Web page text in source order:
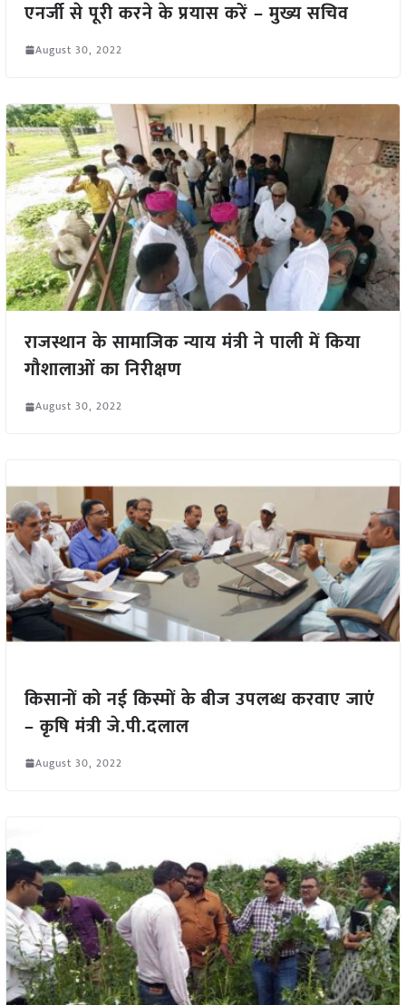
एनर्जी से पूरी करने के प्रयास करें – मुख्य सचिव
August 30, 2022
राजस्थान के सामाजिक न्याय मंत्री ने पाली में किया
गौशालाओं का निरीक्षण
August 30, 2022
किसानों को नई किस्मों के बीज उपलब्ध करवाए जाएं
– कृषि मंत्री जे.पी.दलाल
August 30, 2022